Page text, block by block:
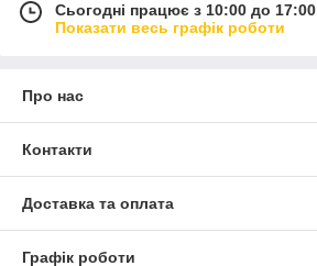
Сьогодні працює з 10:00 до 17:00
Показати весь графік роботи
Про нас
Контакти
Доставка та оплата
Графік роботи